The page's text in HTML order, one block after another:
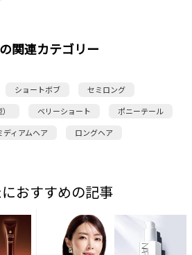
関連カテゴリー
ショートボブ
セミロング
ベリーショート
ポニーテール
ディアムヘア ロングヘア
おすすめの記事